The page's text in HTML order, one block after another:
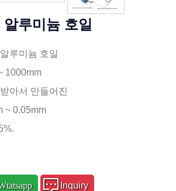
알루미늄 호일
루미늄 호일
1000mm
아서 만들어진
~ 0.05mm
Inquiry